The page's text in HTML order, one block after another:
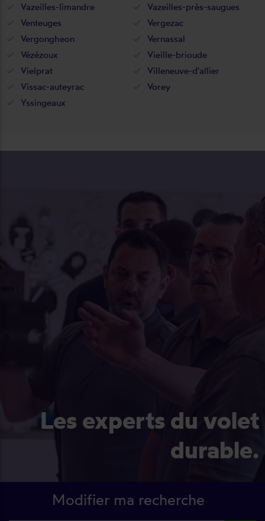
Vazeilles-limandre
Vazeilles-près-saugues
Venteuges
Vergezac
Vergongheon
Vernassal
Vézézoux
Vieille-brioude
Vielprat
Villeneuve-d'allier
Vissac-auteyrac
Vorey
Yssingeaux
Les experts du volet
durable.
Modifier ma recherche